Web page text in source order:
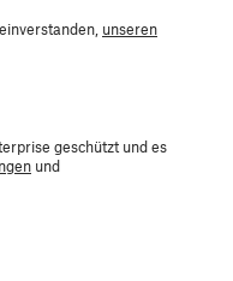
unseren
geschützt und es
und